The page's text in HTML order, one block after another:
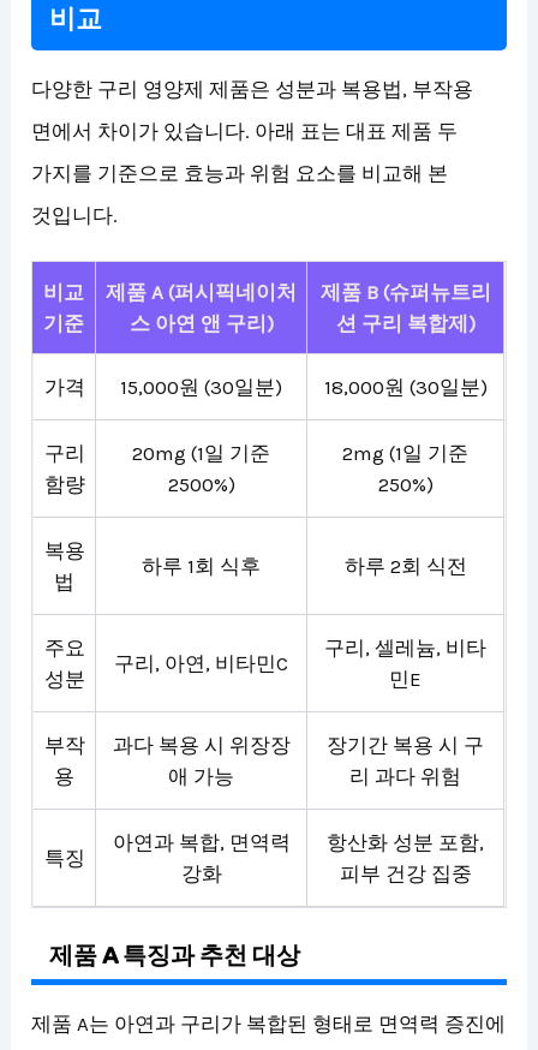
비교
다양한 구리 영양제 제품은 성분과 복용법, 부작용
면에서 차이가 있습니다. 아래 표는 대표 제품 두
가지를 기준으로 효능과 위험 요소를 비교해 본
것입니다.
비교
기준
제품 A (퍼시픽네이처
스 아연 앤 구리)
제품 B (슈퍼뉴트리
션 구리 복합제)
가격 15,000원 (30일분) 18,000원 (30일분)
구리
함량
20mg (1일 기준
2500%)
2mg (1일 기준
250%)
복용
법
하루 1회 식후 하루 2회 식전
주요
성분
구리, 아연, 비타민C
구리, 셀레늄, 비타
민E
부작
용
과다 복용 시 위장장
애 가능
장기간 복용 시 구
리 과다 위험
특징
아연과 복합, 면역력
강화
항산화 성분 포함,
피부 건강 집중
제품 A 특징과 추천 대상
제품 A는 아연과 구리가 복합된 형태로 면역력 증진에